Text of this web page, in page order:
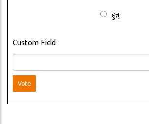
हुन्न्
Custom Field
Vote